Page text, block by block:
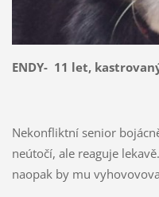
ENDY- 11 let,
Nekonfliktní senior
neútočí, ale reaguje
naopak by mu